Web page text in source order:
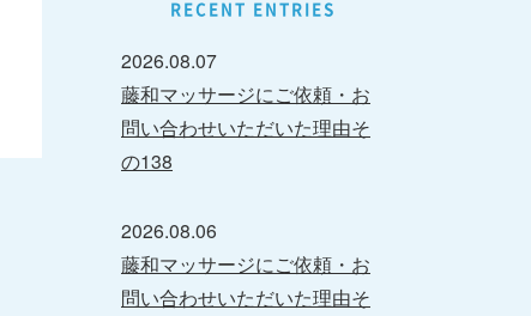
RECENT ENTRIES
2026.08.07
藤和マッサージにご依頼・お
問い合わせいただいた理由そ
の138
2026.08.06
藤和マッサージにご依頼・お
問い合わせいただいた理由そ